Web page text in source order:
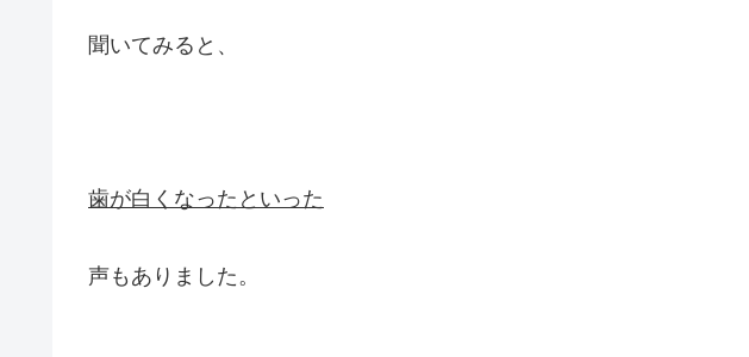
聞いてみると、
歯が白くなったといった
声もありました。